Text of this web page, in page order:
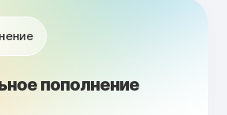
пополнение